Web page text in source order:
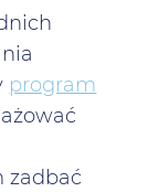
program
zadbać